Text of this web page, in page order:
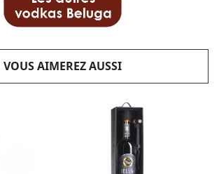
VOUS AIMEREZ AUSSI